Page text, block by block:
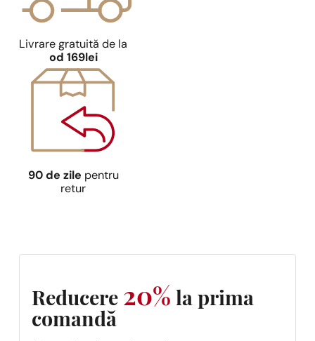
Livrare gratuită de la
od 169lei
90 de zile pentru
retur
Reducere 20% la prima
comandă